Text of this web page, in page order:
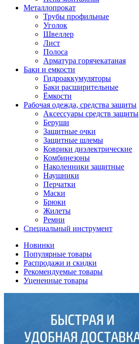
Металлопрокат
Трубы профильные
Уголок
Швеллер
Лист
Полоса
Арматура горячекатаная
Баки и емкости
Гидроаккумуляторы
Баки расширительные
Ёмкости
Рабочая одежда, средства защиты
Аксессуары средств защиты
Беруши
Защитные очки
Защитные шлемы
Коврики диэлектрические
Комбинезоны
Наколенники защитные
Наушники
Перчатки
Маски
Брюки
Жилеты
Ремни
Специальный инструмент
Новинки
Популярные товары
Распродажи и скидки
Рекомендуемые товары
Уцененные товары